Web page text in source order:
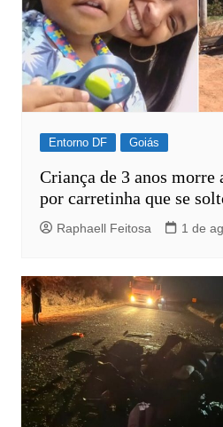
Entorno DF Goiás
Criança de 3 anos morre
por carretinha que se
Raphaell Feitosa 1 de